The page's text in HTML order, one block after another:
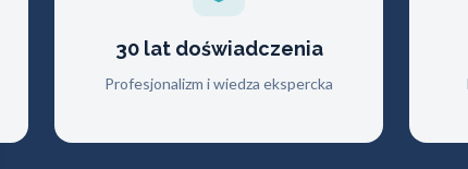
30 lat doświadczenia
Profesjonalizm i wiedza ekspercka